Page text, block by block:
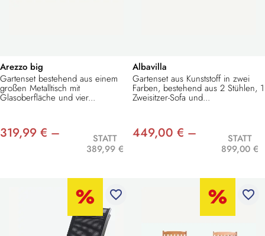
Arezzo big
Gartenset bestehend aus einem
großen Metalltisch mit
Glasoberfläche und vier...
319,99 € –
STATT
389,99 €
Albavilla
Gartenset aus Kunststoff in zwei
Farben, bestehend aus 2 Stühlen, 1
Zweisitzer-Sofa und...
449,00 € –
STATT
899,00 €
favorite_border favorite_border